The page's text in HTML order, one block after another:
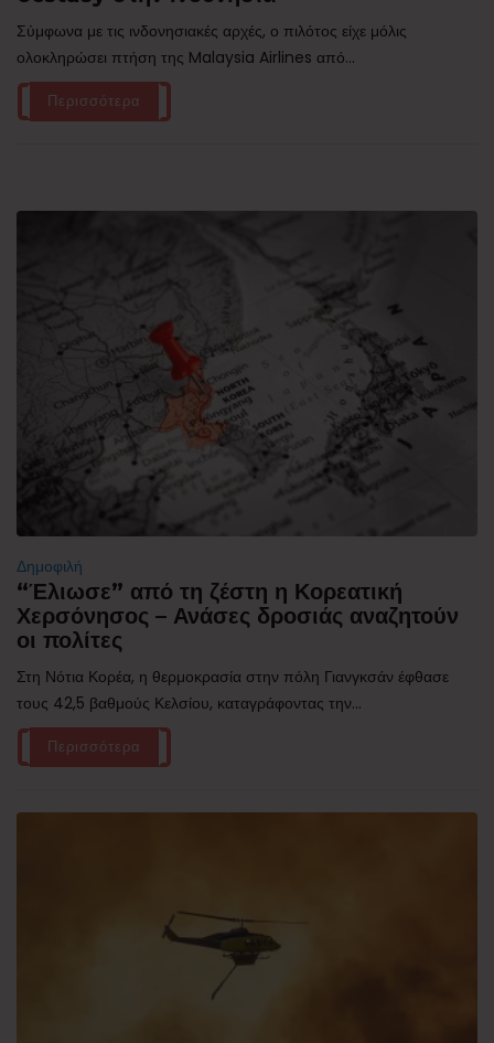
Σύμφωνα με τις ινδονησιακές αρχές, ο πιλότος είχε μόλις
ολοκληρώσει πτήση της Malaysia Airlines από...
Περισσότερα
Δημοφιλή
“Έλιωσε” από τη ζέστη η Κορεατική
Χερσόνησος – Ανάσες δροσιάς αναζητούν
οι πολίτες
Στη Νότια Κορέα, η θερμοκρασία στην πόλη Γιανγκσάν έφθασε
τους 42,5 βαθμούς Κελσίου, καταγράφοντας την...
Περισσότερα